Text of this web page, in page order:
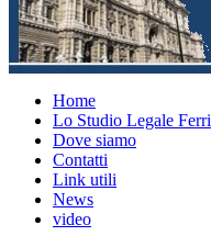
Home
Lo Studio Legale Ferri
Dove siamo
Contatti
Link utili
News
video